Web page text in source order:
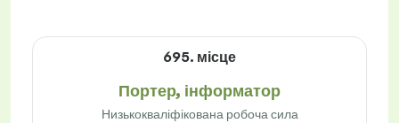
695. місце
Портер, інформатор
Низькокваліфікована робоча сила